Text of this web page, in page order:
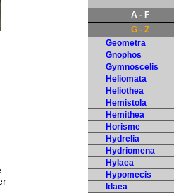
A - F
G - Z
Geometra
Gnophos
Gymnoscelis
Heliomata
Heliothea
Hemistola
Hemithea
Horisme
Hydrelia
Hydriomena
Hylaea
Hypomecis
Idaea